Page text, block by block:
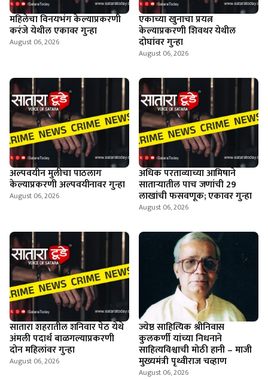
महिलेचा विनयभंग केल्याप्रकरणी
करंजे येथील एकावर गुन्हा
August 06, 2026
एकाच्या खुनाचा प्रयत्न
केल्याप्रकरणी शिवथर येथील
दोघांवर गुन्हा
August 06, 2026
अल्पवयीन मुलीचा पाठलाग
केल्याप्रकरणी अल्पवयीनावर गुन्हा
August 06, 2026
अधिक परताव्याच्या आमिषाने
साताऱ्यातील पाच जणांची 29
लाखांची फसवणूक; एकावर गुन्हा
August 06, 2026
सातारा शहरातील शनिवार पेठ येथे
अंमली पदार्थ बाळगल्याप्रकरणी
दोन महिलांवर गुन्हा
August 06, 2026
ज्येष्ठ साहित्यिक श्रीनिवास
कुलकर्णी यांच्या निधनाने
साहित्यविश्वाची मोठी हानी – माजी
मुख्यमंत्री पृथ्वीराज चव्हाण
August 06, 2026